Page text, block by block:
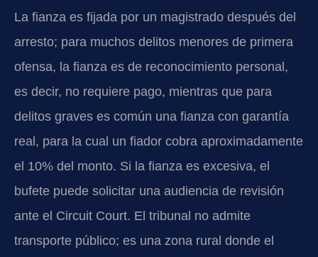
La fianza es fijada por un magistrado después del
arresto; para muchos delitos menores de primera
ofensa, la fianza es de reconocimiento personal,
es decir, no requiere pago, mientras que para
delitos graves es común una fianza con garantía
real, para la cual un fiador cobra aproximadamente
el 10% del monto. Si la fianza es excesiva, el
bufete puede solicitar una audiencia de revisión
ante el Circuit Court. El tribunal no admite
transporte público; es una zona rural donde el